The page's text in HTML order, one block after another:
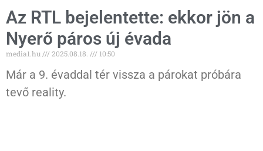
Az RTL bejelentette: ekkor jön a
Nyerő páros új évada
media1.hu 2025.08.18. 10:50
Már a 9. évaddal tér vissza a párokat próbára
tevő reality.